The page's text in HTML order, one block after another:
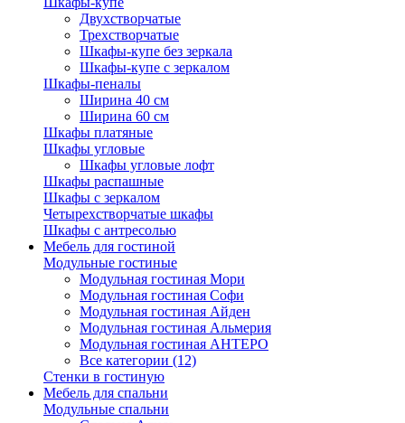
Двухстворчатые
Трехстворчатые
Шкафы-купе без зеркала
Шкафы-купе с зеркалом
Шкафы-пеналы
Ширина 40 см
Ширина 60 см
Шкафы платяные
Шкафы угловые
Шкафы угловые лофт
Шкафы распашные
Шкафы с зеркалом
Четырехстворчатые шкафы
Шкафы с антресолью
Мебель для гостиной
Модульные гостиные
Модульная гостиная Мори
Модульная гостиная Софи
Модульная гостиная Айден
Модульная гостиная Альмерия
Модульная гостиная АНТЕРО
Все категории (12)
Стенки в гостиную
Мебель для спальни
Модульные спальни